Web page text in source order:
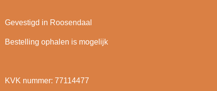
Gevestigd in Roosendaal
Bestelling ophalen is mogelijk
KVK nummer: 77114477